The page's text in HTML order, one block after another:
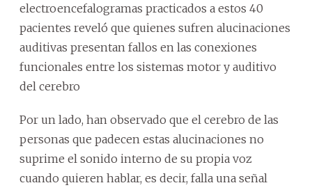
electroencefalogramas practicados a estos 40
pacientes reveló que quienes sufren alucinaciones
auditivas presentan fallos en las conexiones
funcionales entre los sistemas motor y auditivo
del cerebro
Por un lado, han observado que el cerebro de las
personas que padecen estas alucinaciones no
suprime el sonido interno de su propia voz
cuando quieren hablar, es decir, falla una señal